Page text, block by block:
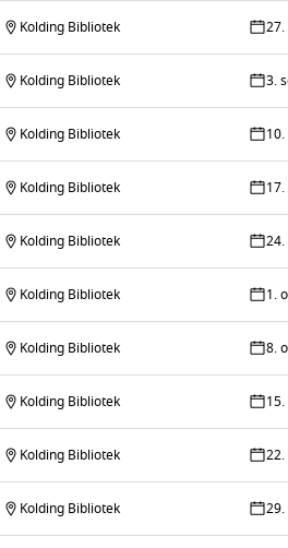
Kolding Bibliotek
Kolding Bibliotek 3.
Kolding Bibliotek
Kolding Bibliotek
Kolding Bibliotek
Kolding Bibliotek 1.
Kolding Bibliotek 8.
Kolding Bibliotek
Kolding Bibliotek
Kolding Bibliotek